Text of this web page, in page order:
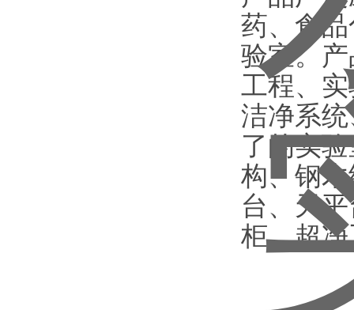
药、食
验室。
工程、
洁净系
了的实
构、钢
台、天
柜、超